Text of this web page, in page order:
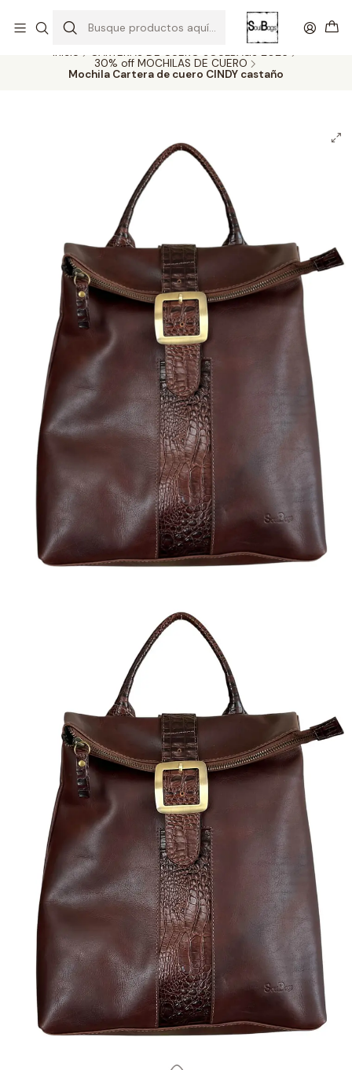
SOLO EL CUERO REEMPLAZA AL CUERO Todas las carteras acá
Inicio
CARTERAS DE CUERO SOULBAGS 2026
30% off MOCHILAS DE CUERO
Mochila Cartera de cuero CINDY castaño